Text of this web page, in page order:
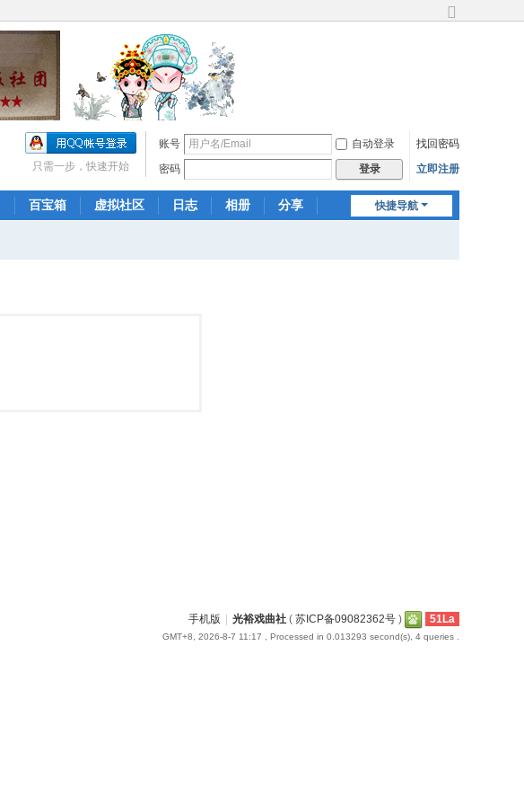
账号 自动登录
找回密码
密码
登录 立即注册
只需一步，快速开始
快捷导航
百宝箱 虚拟社区 日志 相册
分享
手机版 光裕戏曲社 ( 苏ICP备09082362号 ) 51La
GMT+8, 2026-8-7 11:17 , Processed in 0.013293 second(s), 4 queries .